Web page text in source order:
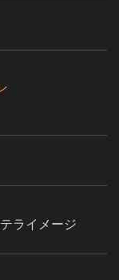
ライメージ